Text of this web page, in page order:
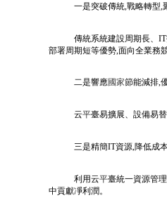
一是突破傳統,戰略轉型,
傳統系統建設周期長、IT
部署周期短等優勢,面向全業務
二是響應國家節能減排,
云平臺易擴展、設備易
三是精簡IT資源,降低成本
利用云平臺統一資源管
中貢獻凈利潤。